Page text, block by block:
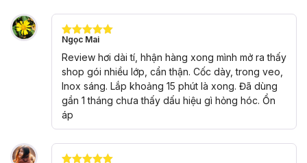
Được xếp
hạng
5
sao
Ngọc Mai
Review hơi dài tí, hhận hàng xong mình mở ra thấy
shop gói nhiều lớp, cẩn thận. Cốc dày, trong veo,
Inox sáng. Lắp khoảng 15 phút là xong. Đã dùng
gần 1 tháng chưa thấy dấu hiệu gì hỏng hóc. Ổn
áp